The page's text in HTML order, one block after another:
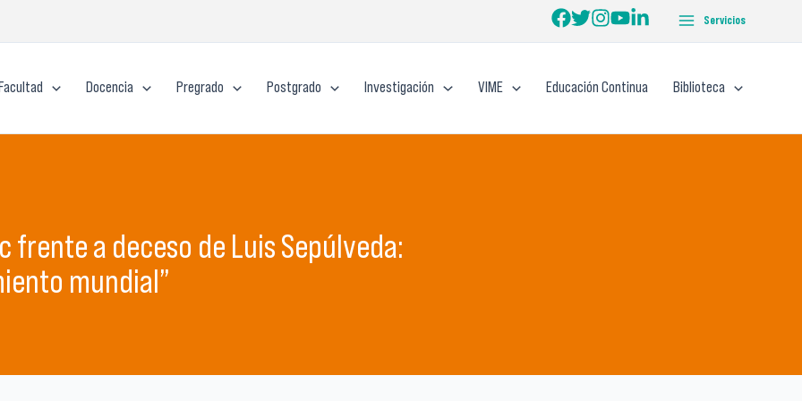
Servicios
Docencia Pregrado Postgrado Investigación VIME Educación Continua Biblioteca
a deceso de Luis Sepúlveda:
mundial”